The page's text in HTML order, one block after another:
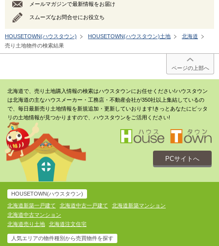
メールマガジンで最新情報をお届け
スムーズなお問合せにお役立ち
HOUSETOWN(ハウスタウン) HOUSETOWN(ハウスタウン)土地
北海道
売り土地物件の検索結果
ページの上部へ
北海道で、売り土地購入情報の検索はハウスタウンにお任せください!ハウスタウン
は北海道の主なハウスメーカー・工務店・不動産会社が350社以上集結しているの
で、毎日最新売り土地情報を新規追加・更新していおります!きっとあなたにピッタ
リの土地情報が見つかりますので、ハウスタウンをご活用ください!
PCサイトへ
HOUSETOWN(ハウスタウン)
北海道新築一戸建て
北海道中古一戸建て
北海道新築マンション
北海道中古マンション
北海道売り土地
北海道注文住宅
人気エリアの物件種別から売買物件を探す